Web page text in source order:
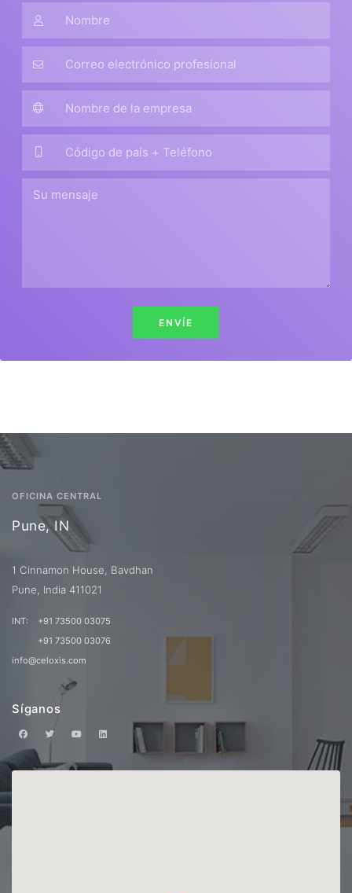
ENVÍE
OFICINA CENTRAL
Pune, IN
1 Cinnamon House, Bavdhan
Pune, India 411021
INT:
+91 73500 03075
+91 73500 03076
info@celoxis.com
Síganos